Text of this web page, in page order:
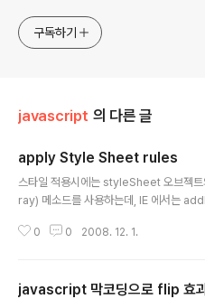
구독하기
javascript 의 다른 글
apply Style Sheet rules
스타일 적용시에는 styleSheet 오브
ray) 메소드를 사용하는데, IE 에서는
스타일 명령("color:blue",
다.) 반환값은 항상 -1이다. (주의: 오류가
0 0 2008. 12. 1.
javascript 막코딩으로 flip 효